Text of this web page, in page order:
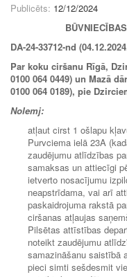
Publicēts: 12/12/2024
DA-24-33712-nd
Par koku ciršanu Rīgā,
0100 064 0449) un Mazā
0100 064 0189), pie
Nolemj:
atļaut cirst 1 ošlapu
Purvciema ielā 23A
zaudējumu atlīdzības
samaksas un attiecīgi
ietverto nosacījumu
neapstrīdama, vai arī
paskaidrojuma rakstā
ciršanas atļaujas
Pilsētas attīstības
noteikt zaudējumu
samazināšanu saistībā
pieci simti sešdesmit